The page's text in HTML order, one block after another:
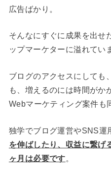
広告ばかり。
そんなにすぐに成果を出せ
ップマーケターに溢れてい
ブログのアクセスにしても
も、増えるのには時間がか
Webマーケティング案件も
独学でブログ運営やSNS運
を伸ばしたり、収益に繋げ
ヶ月は必要です。